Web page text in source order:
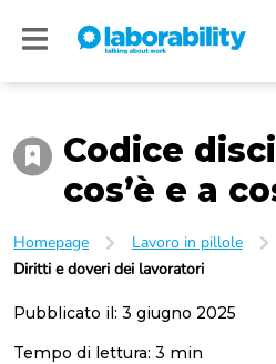
I nostri social
Accedi
People
Company
Codice
cos’è e a
Homepage Lavoro in pillole
Diritti e doveri dei lavoratori
Pubblicato il: 3 giugno 2025
Tempo di lettura: 3 min